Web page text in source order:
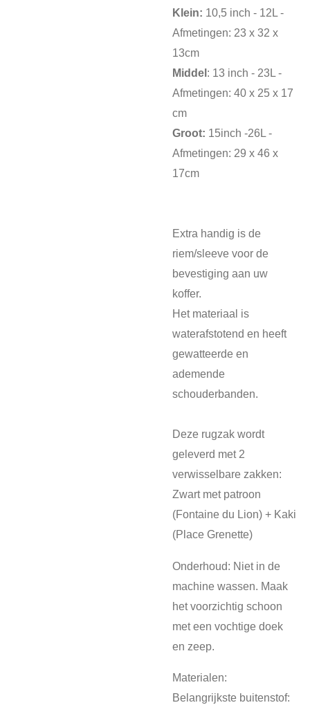
Klein: 10,5 inch - 12L -
Afmetingen: 23 x 32 x
13cm
Middel: 13 inch - 23L -
Afmetingen: 40 x 25 x 17
cm
Groot: 15inch -26L -
Afmetingen: 29 x 46 x
17cm
Extra handig is de
riem/sleeve voor de
bevestiging aan uw
koffer.
Het materiaal is
waterafstotend en heeft
gewatteerde en
ademende
schouderbanden.
Deze rugzak wordt
geleverd met 2
verwisselbare zakken:
Zwart met patroon
(Fontaine du Lion) + Kaki
(Place Grenette)
Onderhoud: Niet in de
machine wassen. Maak
het voorzichtig schoon
met een vochtige doek
en zeep.
Materialen:
Belangrijkste buitenstof: